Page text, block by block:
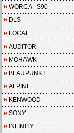
WORCA - S90
DLS
FOCAL
AUDITOR
MOHAWK
BLAUPUNKT
ALPINE
KENWOOD
SONY
INFINITY